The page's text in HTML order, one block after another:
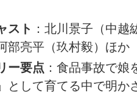
スト ：北川景子（中
部亮平（玖村毅）ほか
ー要点 ：食品事故で
として育てる中で明か